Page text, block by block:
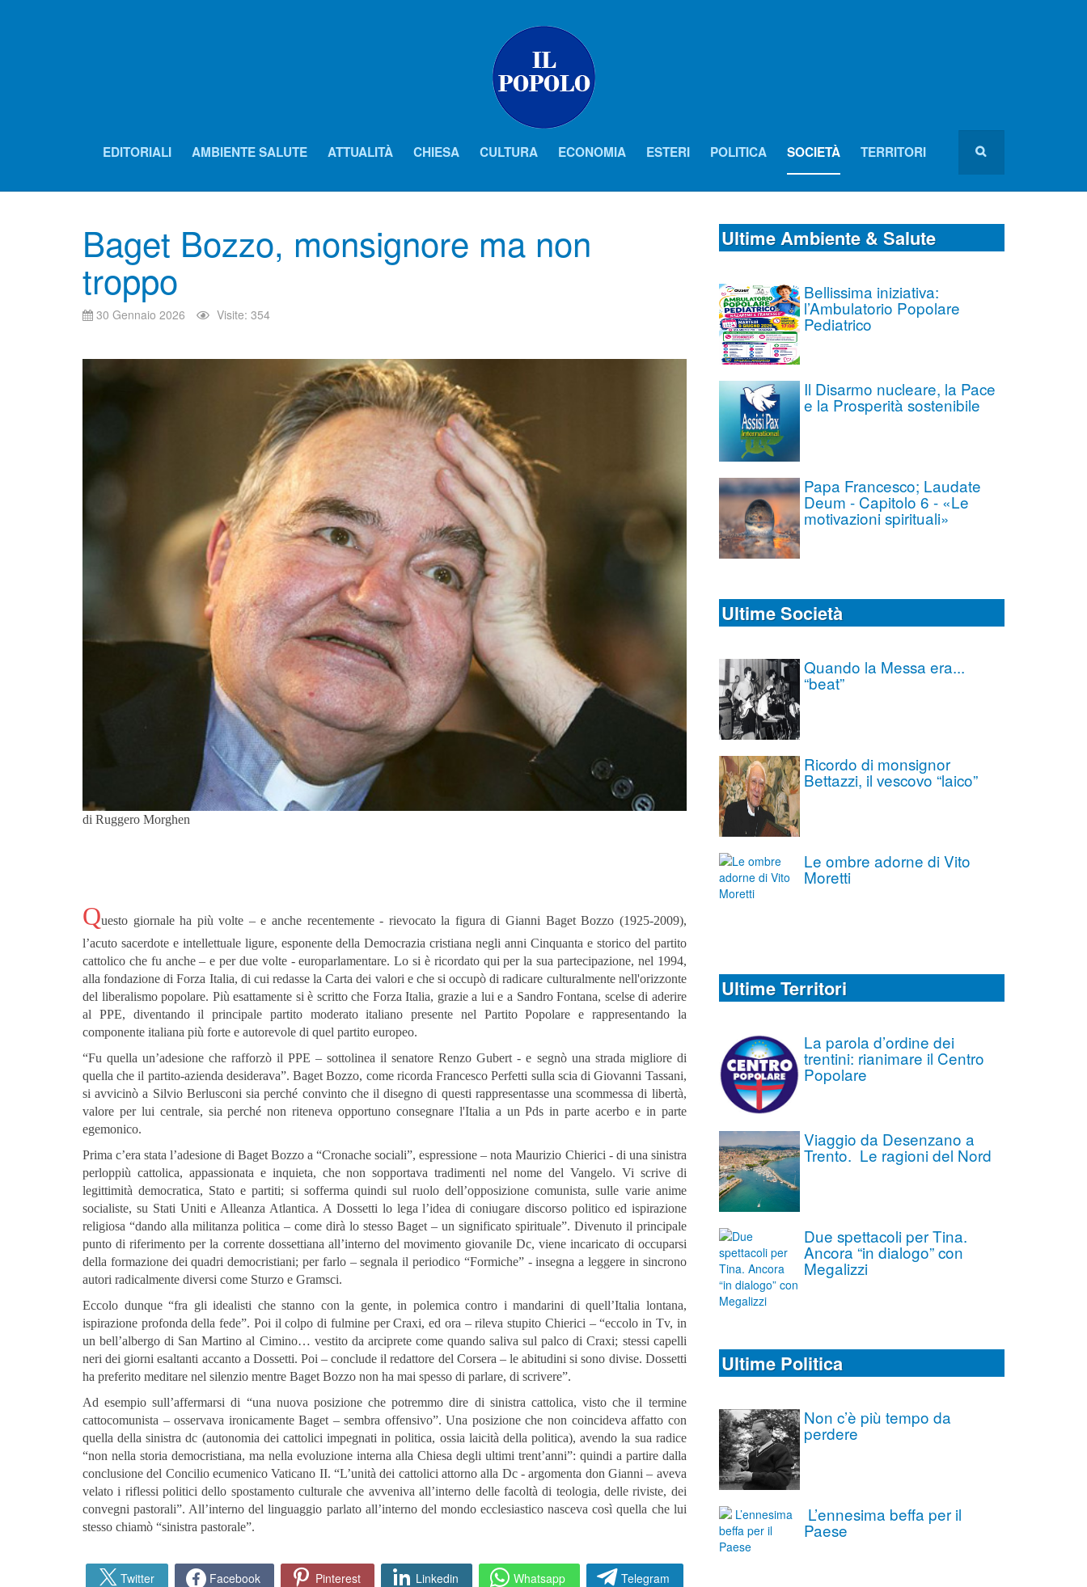
EDITORIALI AMBIENTE SALUTE ATTUALITÀ CHIESA CULTURA ECONOMIA ESTERI POLITICA SOCIETÀ TERRITORI
Baget Bozzo, monsignore ma non
troppo
30 Gennaio 2026 Visite: 354
di Ruggero Morghen
Questo giornale ha più volte – e anche recentemente - rievocato la figura di Gianni Baget Bozzo (1925-2009),
l’acuto sacerdote e intellettuale ligure, esponente della Democrazia cristiana negli anni Cinquanta e storico del partito
cattolico che fu anche – e per due volte - europarlamentare. Lo si è ricordato qui per la sua partecipazione, nel 1994,
alla fondazione di Forza Italia, di cui redasse la Carta dei valori e che si occupò di radicare culturalmente nell'orizzonte
del liberalismo popolare. Più esattamente si è scritto che Forza Italia, grazie a lui e a Sandro Fontana, scelse di aderire
al PPE, diventando il principale partito moderato italiano presente nel Partito Popolare e rappresentando la
componente italiana più forte e autorevole di quel partito europeo.
“Fu quella un’adesione che rafforzò il PPE – sottolinea il senatore Renzo Gubert - e segnò una strada migliore di
quella che il partito-azienda desiderava”. Baget Bozzo, come ricorda Francesco Perfetti sulla scia di Giovanni Tassani,
si avvicinò a Silvio Berlusconi sia perché convinto che il disegno di questi rappresentasse una scommessa di libertà,
valore per lui centrale, sia perché non riteneva opportuno consegnare l'Italia a un Pds in parte acerbo e in parte
egemonico.
Prima c’era stata l’adesione di Baget Bozzo a “Cronache sociali”, espressione – nota Maurizio Chierici - di una sinistra
perloppiù cattolica, appassionata e inquieta, che non sopportava tradimenti nel nome del Vangelo. Vi scrive di
legittimità democratica, Stato e partiti; si sofferma quindi sul ruolo dell’opposizione comunista, sulle varie anime
socialiste, su Stati Uniti e Alleanza Atlantica. A Dossetti lo lega l’idea di coniugare discorso politico ed ispirazione
religiosa “dando alla militanza politica – come dirà lo stesso Baget – un significato spirituale”. Divenuto il principale
punto di riferimento per la corrente dossettiana all’interno del movimento giovanile Dc, viene incaricato di occuparsi
della formazione dei quadri democristiani; per farlo – segnala il periodico “Formiche” - insegna a leggere in sincrono
autori radicalmente diversi come Sturzo e Gramsci.
Eccolo dunque “fra gli idealisti che stanno con la gente, in polemica contro i mandarini di quell’Italia lontana,
ispirazione profonda della fede”. Poi il colpo di fulmine per Craxi, ed ora – rileva stupito Chierici – “eccolo in Tv, in
un bell’albergo di San Martino al Cimino… vestito da arciprete come quando saliva sul palco di Craxi; stessi capelli
neri dei giorni esaltanti accanto a Dossetti. Poi – conclude il redattore del Corsera – le abitudini si sono divise. Dossetti
ha preferito meditare nel silenzio mentre Baget Bozzo non ha mai spesso di parlare, di scrivere”.
Ad esempio sull’affermarsi di “una nuova posizione che potremmo dire di sinistra cattolica, visto che il termine
cattocomunista – osservava ironicamente Baget – sembra offensivo”. Una posizione che non coincideva affatto con
quella della sinistra dc (autonomia dei cattolici impegnati in politica, ossia laicità della politica), avendo la sua radice
“non nella storia democristiana, ma nella evoluzione interna alla Chiesa degli ultimi trent’anni”: quindi a partire dalla
conclusione del Concilio ecumenico Vaticano II. “L’unità dei cattolici attorno alla Dc - argomenta don Gianni – aveva
velato i riflessi politici dello spostamento culturale che avveniva all’interno delle facoltà di teologia, delle riviste, dei
convegni pastorali”. All’interno del linguaggio parlato all’interno del mondo ecclesiastico nasceva così quella che lui
stesso chiamò “sinistra pastorale”.
Twitter Facebook Pinterest Linkedin Whatsapp Telegram
Ultime Ambiente & Salute
Bellissima iniziativa:
l’Ambulatorio Popolare
Pediatrico
Il Disarmo nucleare, la Pace
e la Prosperità sostenibile
Papa Francesco; Laudate
Deum - Capitolo 6 - «Le
motivazioni spirituali»
Ultime Società
Quando la Messa era...
“beat”
Ricordo di monsignor
Bettazzi, il vescovo “laico”
Le ombre adorne di Vito
Moretti
Ultime Territori
La parola d’ordine dei
trentini: rianimare il Centro
Popolare
Viaggio da Desenzano a
Trento. Le ragioni del Nord
Due spettacoli per Tina.
Ancora “in dialogo” con
Megalizzi
Ultime Politica
Non c’è più tempo da
perdere
L’ennesima beffa per il
Paese